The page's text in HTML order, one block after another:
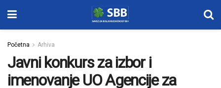
Početna Arhiva
Javni konkurs za izbor i
imenovanje UO Agencije za